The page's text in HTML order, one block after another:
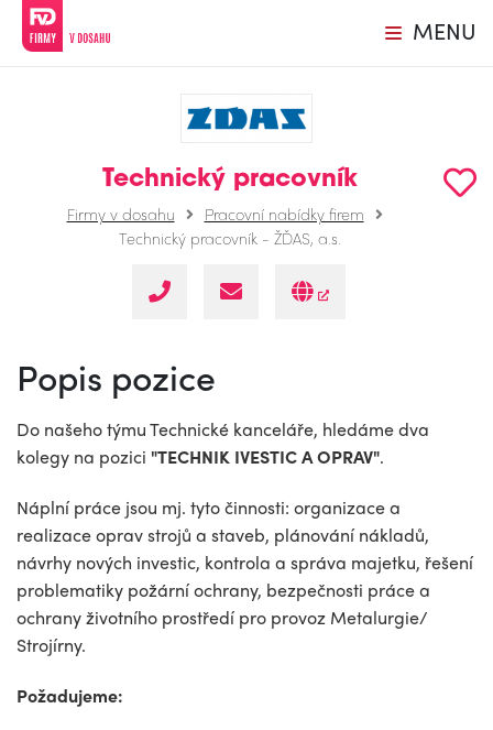
MENU
Technický pracovník
Firmy v dosahu
Pracovní nabídky firem
Technický pracovník - ŽĎAS, a.s.
Popis pozice
Do našeho týmu Technické kanceláře, hledáme dva
kolegy na pozici "TECHNIK IVESTIC A OPRAV".
Náplní práce jsou mj. tyto činnosti: organizace a
realizace oprav strojů a staveb, plánování nákladů,
návrhy nových investic, kontrola a správa majetku, řešení
problematiky požární ochrany, bezpečnosti práce a
ochrany životního prostředí pro provoz Metalurgie/
Strojírny.
Požadujeme: